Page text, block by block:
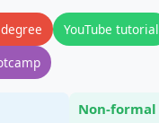
YouTube tutorial
Non-formal